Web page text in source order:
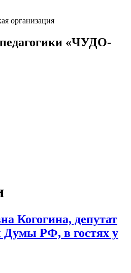
организация
«ЧУДО-
Когогина, депутат
Думы РФ, в гостях у